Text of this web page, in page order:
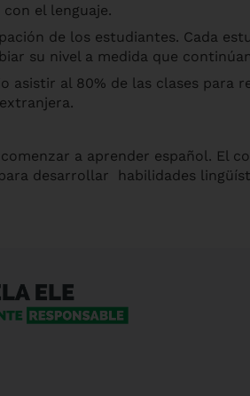
el lenguaje.
de los estudiantes. Cada
su nivel a medida que
asistir al 80% de las clases para
a aprender español. El
desarrollar habilidades